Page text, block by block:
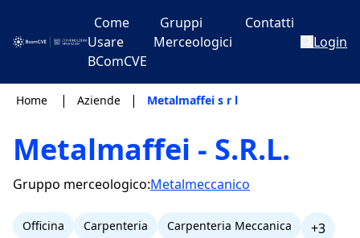
Come
Usare
BComCVE
Gruppi
Merceologici
Contatti
Login
Home | Aziende | Metalmaffei s r l
Metalmaffei - S.R.L.
Gruppo merceologico:Metalmeccanico
Officina Carpenteria Carpenteria Meccanica +3